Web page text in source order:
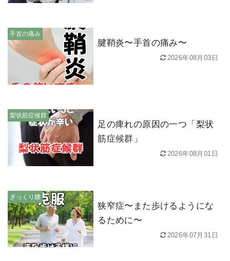
手首の痛み
腱鞘炎〜手首の痛み〜
2026年08月03日
梨状筋症候群
足の痺れの原因の一つ「梨状
筋症候群」
2026年08月01日
ぎっくり腰
狭窄症〜また歩けるようにな
るために〜
2026年07月31日